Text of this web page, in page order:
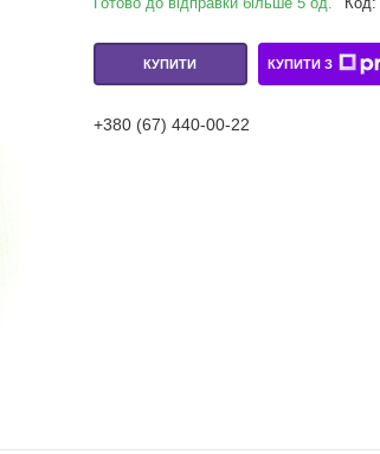
КУПИТИ КУПИТИ З
+380 (67) 440-00-22